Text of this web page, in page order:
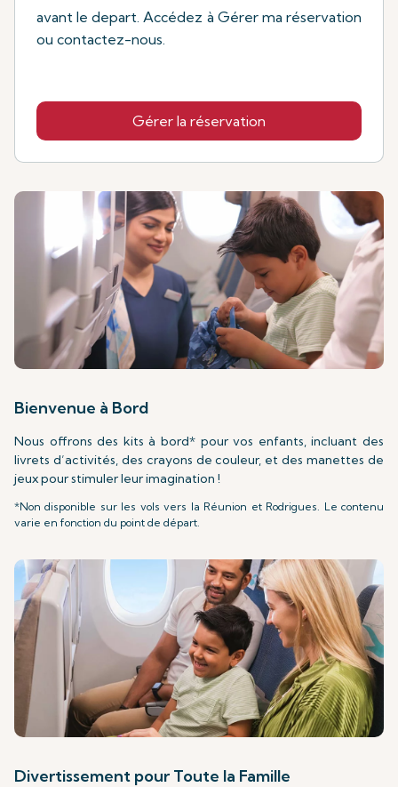
avant le depart. Accédez à Gérer ma réservation
ou contactez-nous.
Gérer la réservation
Bienvenue à Bord
Nous offrons des kits à bord* pour vos enfants, incluant des
livrets d’activités, des crayons de couleur, et des manettes de
jeux pour stimuler leur imagination !
*Non disponible sur les vols vers la Réunion et Rodrigues. Le contenu
varie en fonction du point de départ.
Divertissement pour Toute la Famille